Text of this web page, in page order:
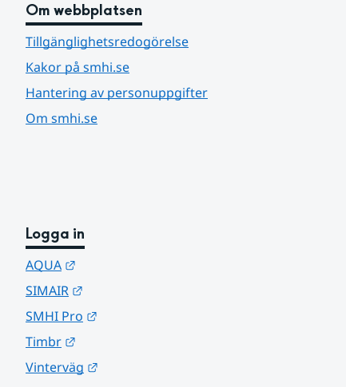
Om webbplatsen
Tillgänglighetsredogörelse
Kakor på smhi.se
Hantering av personuppgifter
Om smhi.se
Logga in
AQUA
SIMAIR
SMHI Pro
Timbr
Vinterväg